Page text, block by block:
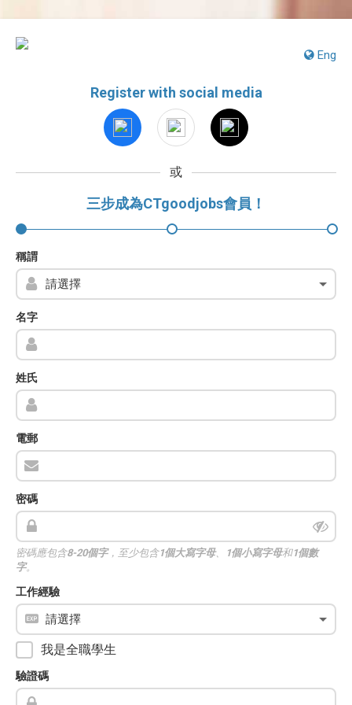
Eng
Register with social media
或
三步成為CTgoodjobs會員！
稱謂
名字
姓氏
電郵
密碼
密碼應包含8-20個字，至少包含1個大寫字母、 1個小寫字母和1個數
字。
工作經驗
我是全職學生
驗證碼